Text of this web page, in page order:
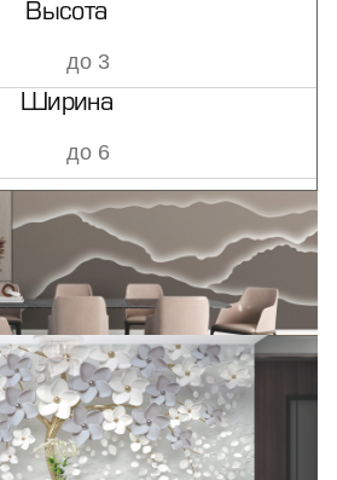
Высота
Ширина